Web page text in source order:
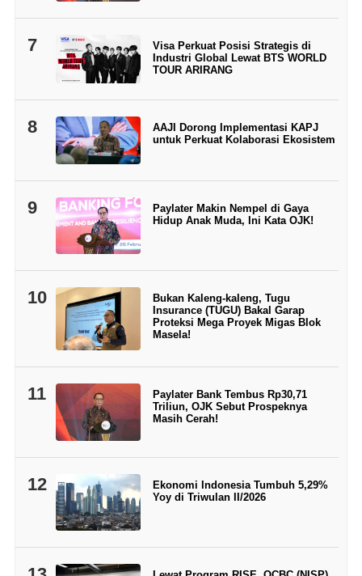
7
Visa Perkuat Posisi Strategis di
Industri Global Lewat BTS WORLD
TOUR ARIRANG
8
AAJI Dorong Implementasi KAPJ
untuk Perkuat Kolaborasi Ekosistem
9
Paylater Makin Nempel di Gaya
Hidup Anak Muda, Ini Kata OJK!
10
Bukan Kaleng-kaleng, Tugu
Insurance (TUGU) Bakal Garap
Proteksi Mega Proyek Migas Blok
Masela!
11
Paylater Bank Tembus Rp30,71
Triliun, OJK Sebut Prospeknya
Masih Cerah!
12
Ekonomi Indonesia Tumbuh 5,29%
Yoy di Triwulan II/2026